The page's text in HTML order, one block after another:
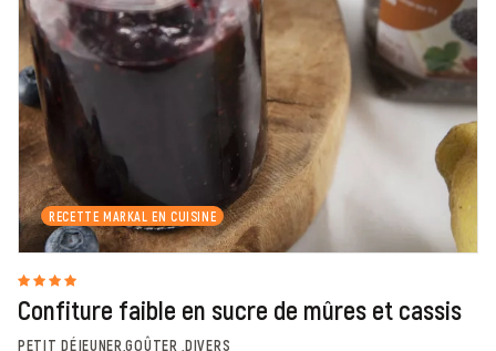
RECETTE MARKAL EN CUISINE
Confiture faible en sucre de mûres et cassis
PETIT DÉJEUNER,GOÛTER ,DIVERS